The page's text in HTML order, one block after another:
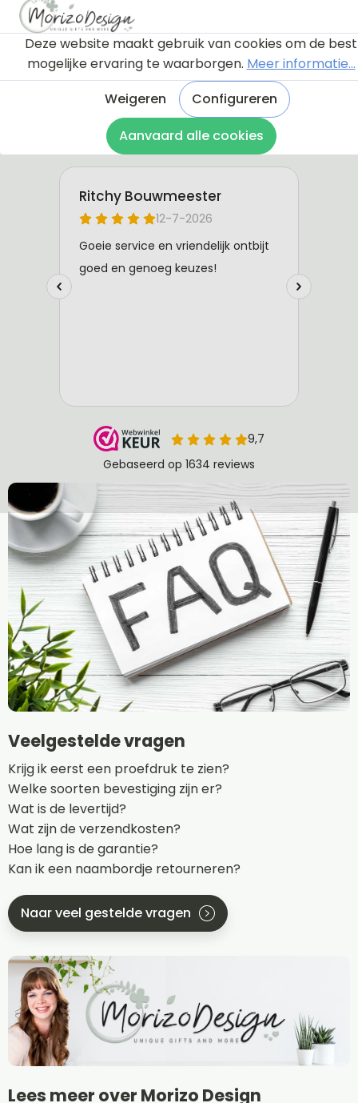
Veelgestelde vragen
Krijg ik eerst een proefdruk te zien?
Welke soorten bevestiging zijn er?
Wat is de levertijd?
Wat zijn de verzendkosten?
Hoe lang is de garantie?
Kan ik een naambordje retourneren?
Naar veel gestelde vragen
Lees meer over Morizo Design
Deze website maakt gebruik van cookies om de best
mogelijke ervaring te waarborgen. Meer informatie...
Weigeren
Configureren
Aanvaard alle cookies